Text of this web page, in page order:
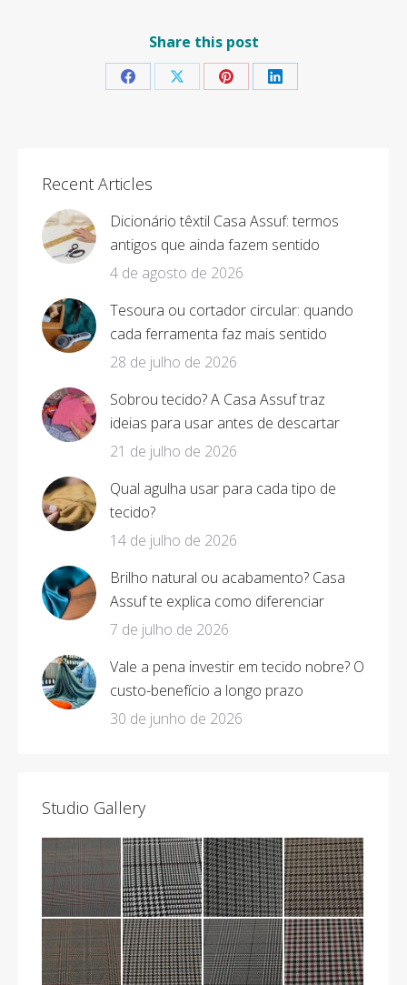
Share this post
Share Share Share Share
Recent Articles
Dicionário têxtil Casa Assuf: termos
antigos que ainda fazem sentido
4 de agosto de 2026
Tesoura ou cortador circular: quando
cada ferramenta faz mais sentido
28 de julho de 2026
Sobrou tecido? A Casa Assuf traz
ideias para usar antes de descartar
21 de julho de 2026
Qual agulha usar para cada tipo de
tecido?
14 de julho de 2026
Brilho natural ou acabamento? Casa
Assuf te explica como diferenciar
7 de julho de 2026
Vale a pena investir em tecido nobre? O
custo-benefício a longo prazo
30 de junho de 2026
Studio Gallery